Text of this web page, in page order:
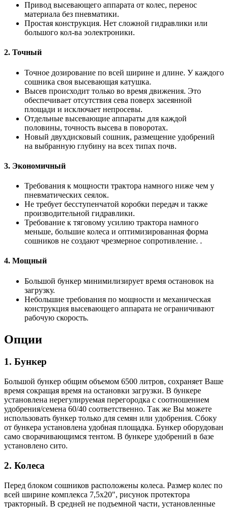
Привод высевающего аппарата от колес, перенос
материала без пневматики.
Простая конструкция. Нет сложной гидравлики или
большого кол-ва эолектроники.
2. Точный
Точное дозирование по всей ширине и длине. У каждого
сошника своя высевающая катушка.
Высев происходит только во время движения. Это
обеспечивает отсутствия сева поверх засеянной
площади и исключает непросевы.
Отдельные высевающие аппараты для каждой
половины, точность высева в поворотах.
Новый двухдисковый сошник, размещение удобрений
на выбранную глубину на всех типах почв.
3. Экономичный
Требования к мощности трактора намного ниже чем у
пневматических сеялок.
Не требует бесступенчатой коробки передач и также
производительной гидравлики.
Требование к тяговому усилию трактора намного
меньше, большие колеса и оптимизированная форма
сошников не создают чрезмерное сопротивление. .
4. Мощный
Большой бункер минимилизирует время остановок на
загрузку.
Небольшие требования по мощности и механическая
конструкция высевающего аппарата не ограничивают
рабочую скорость.
Опции
1. Бункер
Большой бункер общим объемом 6500 литров, сохраняет Ваше
время сокращая время на остановки загрузки. В бункере
установлена нерегулируемая перегородка с соотношением
удобрения/семена 60/40 соответственно. Так же Вы можете
использовать бункер только для семян или удобрения. Сбоку
от бункера установлена удобная площадка. Бункер оборудован
само сворачивающимся тентом. В бункере удобрений в базе
установлено сито.
2. Колеса
Перед блоком сошников расположены колеса. Размер колес по
всей ширине комплекса 7,5x20", рисунок протектора
тракторный. В средней не подъемной части, установленные